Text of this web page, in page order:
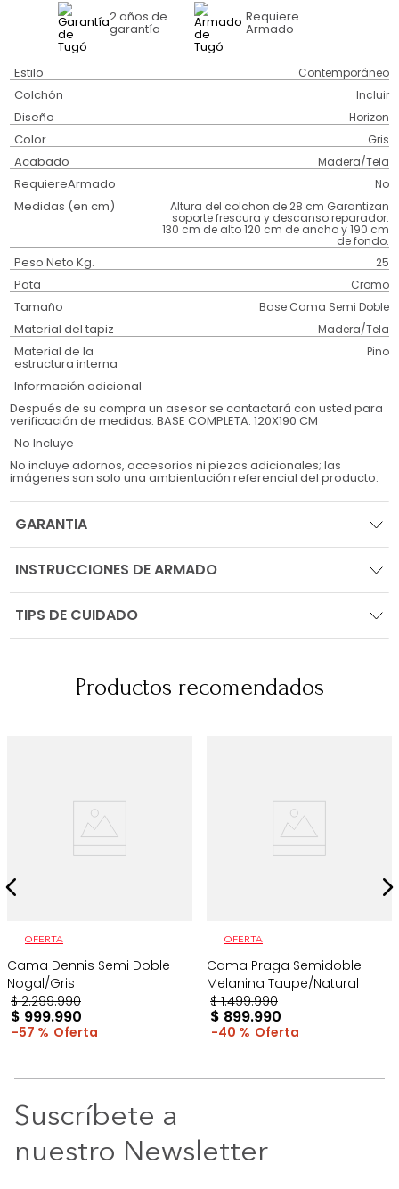
2 años de
garantía
Requiere
Armado
Estilo Contemporáneo
Colchón Incluir
Diseño Horizon
Color Gris
Acabado Madera/Tela
RequiereArmado No
Medidas (en cm) Altura del colchon de 28 cm Garantizan
soporte frescura y descanso reparador.
130 cm de alto 120 cm de ancho y 190 cm
de fondo.
Peso Neto Kg. 25
Pata Cromo
Tamaño Base Cama Semi Doble
Material del tapiz Madera/Tela
Material de la
estructura interna
Pino
Información adicional
Después de su compra un asesor se contactará con usted para
verificación de medidas. BASE COMPLETA: 120X190 CM
No Incluye
No incluye adornos, accesorios ni piezas adicionales; las
imágenes son solo una ambientación referencial del producto.
GARANTIA
INSTRUCCIONES DE ARMADO
TIPS DE CUIDADO
Productos recomendados
OFERTA
Cama Dennis Semi Doble
Nogal/Gris
$ 2.299.990
$ 999.990
57 %
OFERTA
Cama Praga Semidoble
Melanina Taupe/Natural
$ 1.499.990
$ 899.990
40 %
Suscríbete a
nuestro Newsletter